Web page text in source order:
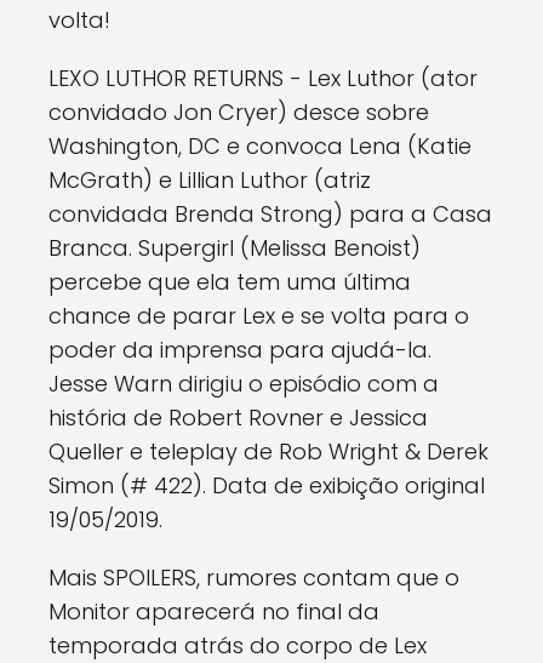
volta!
LEXO LUTHOR RETURNS - Lex Luthor (ator
convidado Jon Cryer) desce sobre
Washington, DC e convoca Lena (Katie
McGrath) e Lillian Luthor (atriz
convidada Brenda Strong) para a Casa
Branca. Supergirl (Melissa Benoist)
percebe que ela tem uma última
chance de parar Lex e se volta para o
poder da imprensa para ajudá-la.
Jesse Warn dirigiu o episódio com a
história de Robert Rovner e Jessica
Queller e teleplay de Rob Wright & Derek
Simon (# 422). Data de exibição original
19/05/2019.
Mais SPOILERS, rumores contam que o
Monitor aparecerá no final da
temporada atrás do corpo de Lex